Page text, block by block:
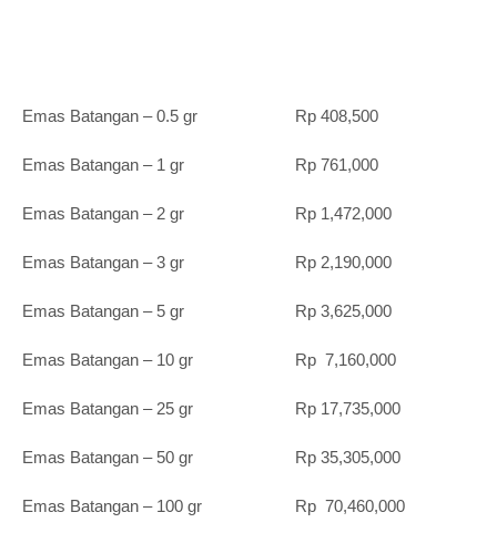
Emas Batangan – 0.5 gr Rp 408,500
Emas Batangan – 1 gr Rp 761,000
Emas Batangan – 2 gr Rp 1,472,000
Emas Batangan – 3 gr Rp 2,190,000
Emas Batangan – 5 gr Rp 3,625,000
Emas Batangan – 10 gr Rp 7,160,000
Emas Batangan – 25 gr Rp 17,735,000
Emas Batangan – 50 gr Rp 35,305,000
Emas Batangan – 100 gr Rp 70,460,000